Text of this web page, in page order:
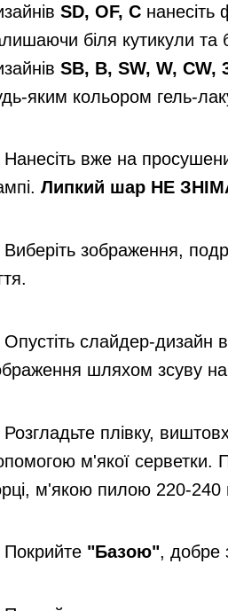
SD, OF, C нанесіть
біля кутикули
SB, B, SW, W, CW,
яким кольором гель-
Нанесіть вже на
Липкий шар НЕ
Виберіть зображення,
Опустіть слайдер-дизайн
шляхом зсуву на
Розгладьте плівку,
м'якої серветки.
м'якою пилою 220-240
Покрийте "Базою", добре